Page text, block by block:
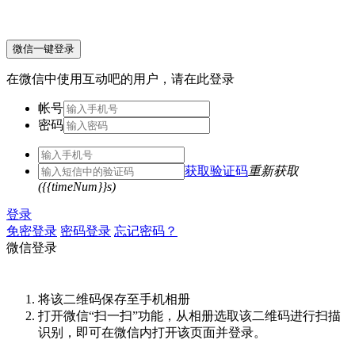
微信一键登录
在微信中使用互动吧的用户，请在此登录
帐号
密码
获取验证码重新获取
({{timeNum}}s)
登录
免密登录 密码登录 忘记密码？
微信登录
将该二维码保存至手机相册
打开微信“扫一扫”功能，从相册选取该二维码进行扫描
识别，即可在微信内打开该页面并登录。